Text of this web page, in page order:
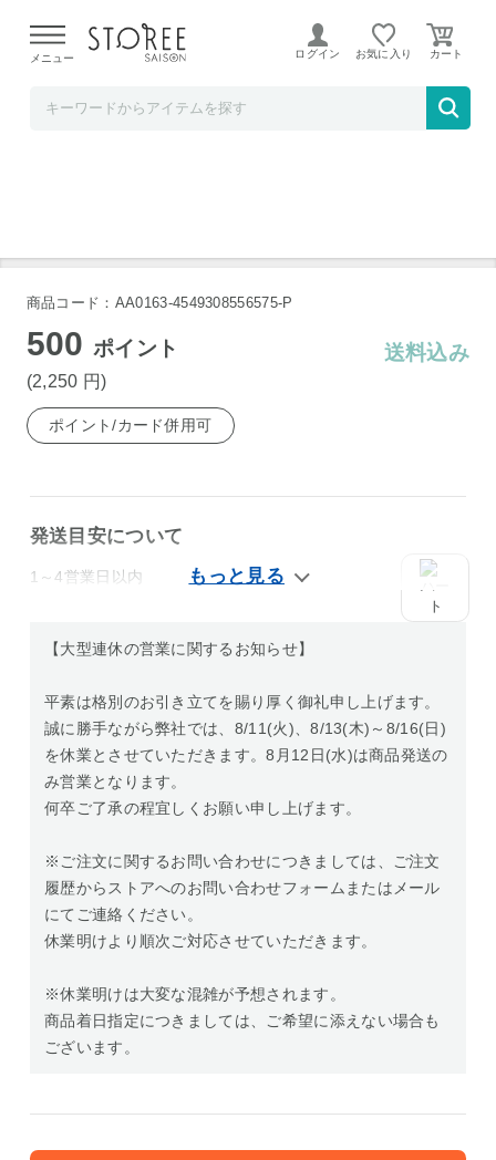
よる配送遅延が発生しております。
メニュー ログイン お気に入り
マグピット ボトルラックワイド
商品コード：AA0163-4549308556575-P
500ポイント
(2,250 円)
送料込み
ポイント/カード併用可
発送目安について
1～4営業日以内
【大型連休の営業に関するお知らせ】
平素は格別のお引き立てを賜り厚く御礼申し上げます。
誠に勝手ながら弊社では、8/11(火)、8/13(木)～8/16(日)
を休業とさせていただきます。8月12日(水)は商品発送の
み営業となります。
何卒ご了承の程宜しくお願い申し上げます。
※ご注文に関するお問い合わせにつきましては、ご注文
履歴からストアへのお問い合わせフォームまたはメール
にてご連絡ください。
休業明けより順次ご対応させていただきます。
※休業明けは大変な混雑が予想されます。
商品着日指定につきましては、ご希望に添えない場合も
ございます。